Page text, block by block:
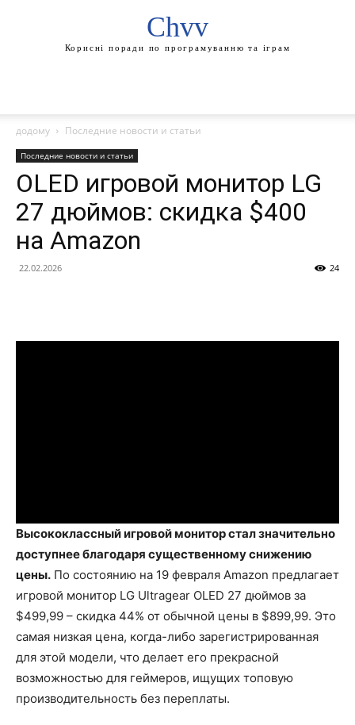
Chvv
Корисні поради по програмуванню та іграм
додому Последние новости и статьи
Последние новости и статьи
OLED игровой монитор LG
27 дюймов: скидка $400
на Amazon
22.02.2026 24
Высококлассный игровой монитор стал значительно
доступнее благодаря существенному снижению
цены. По состоянию на 19 февраля Amazon предлагает
игровой монитор LG Ultragear OLED 27 дюймов за
$499,99 – скидка 44% от обычной цены в $899,99. Это
самая низкая цена, когда-либо зарегистрированная
для этой модели, что делает его прекрасной
возможностью для геймеров, ищущих топовую
производительность без переплаты.